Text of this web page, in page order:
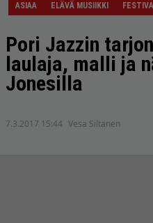
ASIAA ELÄVÄ MUSIIKKI
Pori Jazzin
laulaja, malli ja
Jonesilla
7.3.2017 15:44 Vesa Siltanen